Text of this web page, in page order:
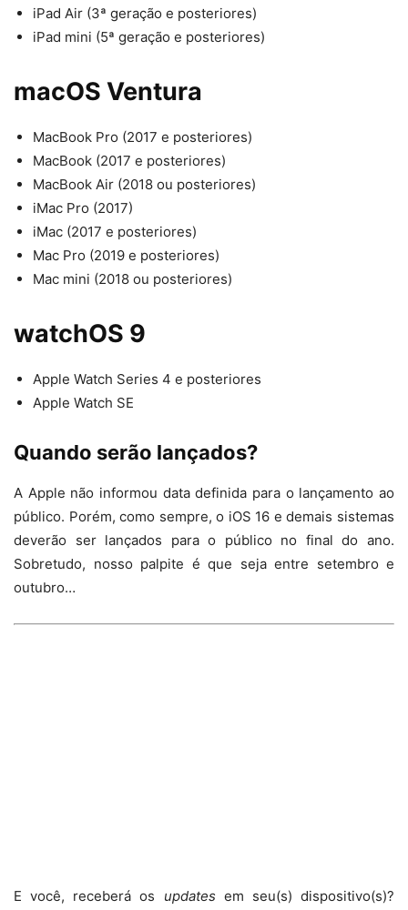
iPad Air (3ª geração e posteriores)
iPad mini (5ª geração e posteriores)
macOS Ventura
MacBook Pro (2017 e posteriores)
MacBook (2017 e posteriores)
MacBook Air (2018 ou posteriores)
iMac Pro (2017)
iMac (2017 e posteriores)
Mac Pro (2019 e posteriores)
Mac mini (2018 ou posteriores)
watchOS 9
Apple Watch Series 4 e posteriores
Apple Watch SE
Quando serão lançados?
A Apple não informou data definida para o lançamento ao
público. Porém, como sempre, o iOS 16 e demais sistemas
deverão ser lançados para o público no final do ano.
Sobretudo, nosso palpite é que seja entre setembro e
outubro…
E você, receberá os updates em seu(s) dispositivo(s)?